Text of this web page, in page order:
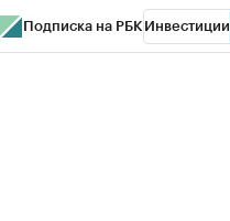
Подписка на РБК Инвестиции